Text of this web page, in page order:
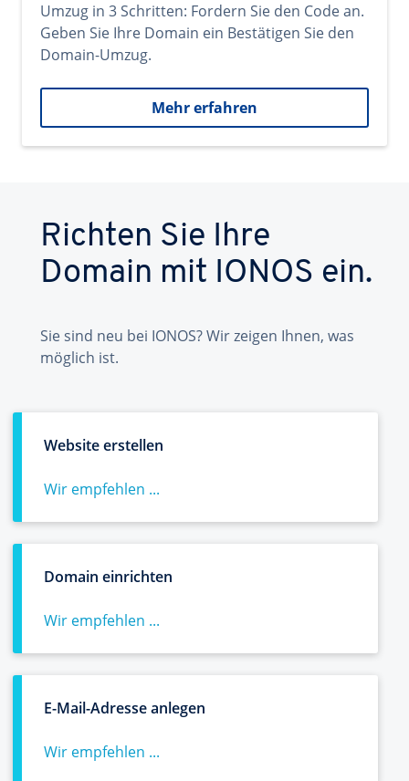
Umzug in 3 Schritten: Fordern Sie den Code an.
Geben Sie Ihre Domain ein Bestätigen Sie den
Domain-Umzug.
Mehr erfahren
Richten Sie Ihre
Domain mit IONOS ein.
Sie sind neu bei IONOS? Wir zeigen Ihnen, was
möglich ist.
Website erstellen
Wir empfehlen ...
Domain einrichten
Wir empfehlen ...
E-Mail-Adresse anlegen
Wir empfehlen ...